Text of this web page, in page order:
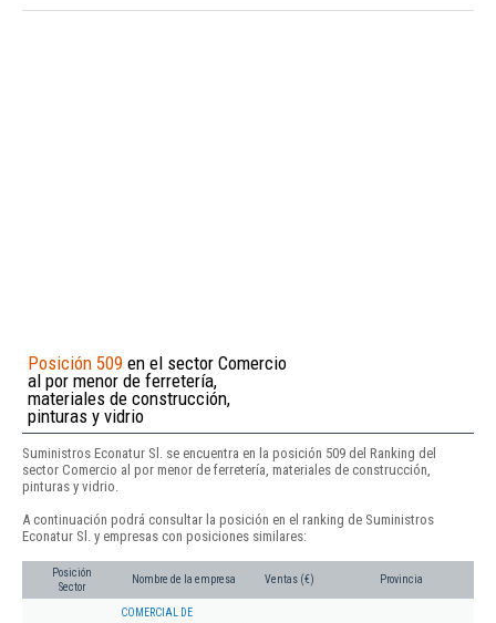
Posición 509 en el sector Comercio
al por menor de ferretería,
materiales de construcción,
pinturas y vidrio
Suministros Econatur Sl. se encuentra en la posición 509 del Ranking del
sector Comercio al por menor de ferretería, materiales de construcción,
pinturas y vidrio.
A continuación podrá consultar la posición en el ranking de Suministros
Econatur Sl. y empresas con posiciones similares:
Posición
Sector
Nombre de la empresa Ventas (€) Provincia
COMERCIAL DE